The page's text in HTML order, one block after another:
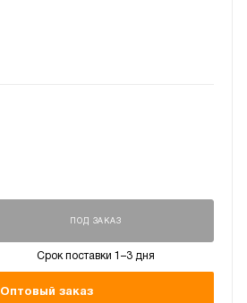
ПОД ЗАКАЗ
Срок поставки 1–3 дня
Оптовый заказ